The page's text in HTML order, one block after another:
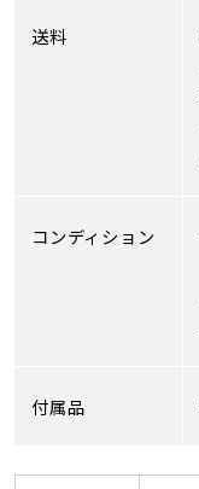
送料
コンディション
付属品